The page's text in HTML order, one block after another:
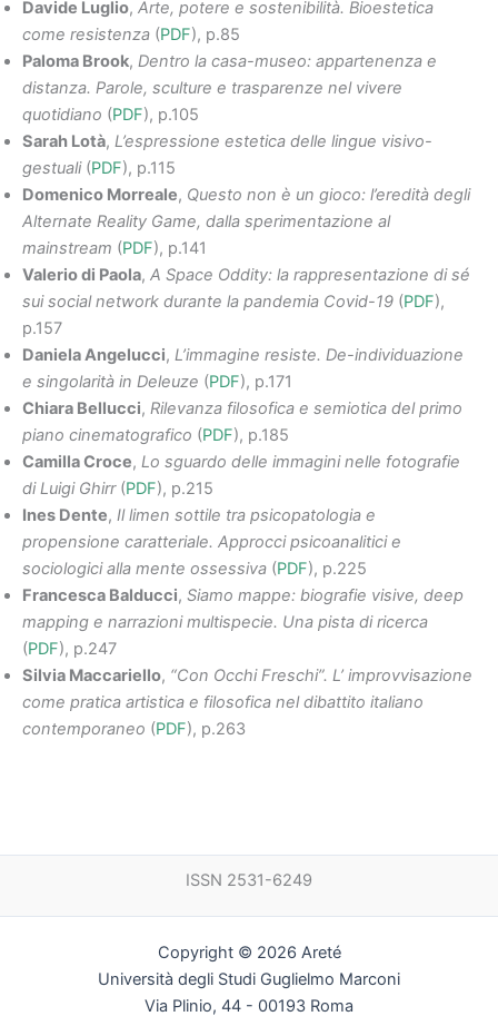
Davide Luglio, Arte, potere e sostenibilità. Bioestetica
come resistenza (PDF), p.85
Paloma Brook, Dentro la casa-museo: appartenenza e
distanza. Parole, sculture e trasparenze nel vivere
quotidiano (PDF), p.105
Sarah Lotà, L’espressione estetica delle lingue visivo-
gestuali(PDF), p.115
Domenico Morreale, Questo non è un gioco: l’eredità degli
Alternate Reality Game, dalla sperimentazione al
mainstream (PDF), p.141
Valerio di Paola, A Space Oddity: la rappresentazione di sé
sui social network durante la pandemia Covid-19 (PDF),
p.157
Daniela Angelucci, L’immagine resiste. De-individuazione
e singolarità in Deleuze (PDF), p.171
Chiara Bellucci, Rilevanza filosofica e semiotica del primo
piano cinematografico (PDF), p.185
Camilla Croce, Lo sguardo delle immagini nelle fotografie
di Luigi Ghirr(PDF), p.215
Ines Dente, Il limen sottile tra psicopatologia e
propensione caratteriale. Approcci psicoanalitici e
sociologici alla mente ossessiva (PDF), p.225
Francesca Balducci, Siamo mappe: biografie visive, deep
mapping e narrazioni multispecie. Una pista di ricerca
(PDF), p.247
Silvia Maccariello, “Con Occhi Freschi”. L’ improvvisazione
come pratica artistica e filosofica nel dibattito italiano
contemporaneo (PDF), p.263
ISSN 2531-6249
Copyright © 2026 Areté
Università degli Studi Guglielmo Marconi
Via Plinio, 44 - 00193 Roma